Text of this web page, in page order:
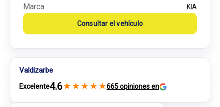
Marca: KIA
Consultar el vehículo
Valdizarbe
Excelente4.6★ ★ ★ ★ ★665 opiniones en